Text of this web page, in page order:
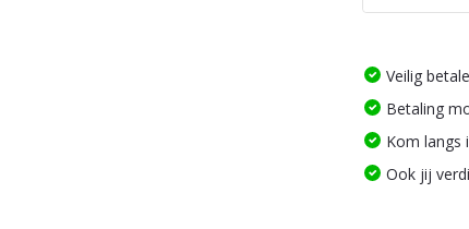
Veilig
Betaling
Kom langs
Ook jij